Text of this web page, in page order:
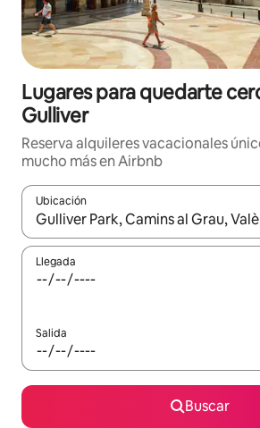
Lugares para quedarte
Gulliver
Reserva alquileres vacacionales
mucho más en Airbnb
Ubicación
Cuando los resultados estén
Llegada
Salida
Buscar